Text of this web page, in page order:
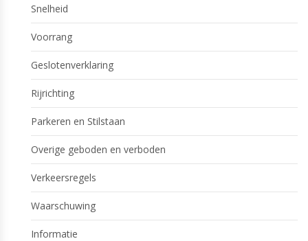
Snelheid
Voorrang
Geslotenverklaring
Rijrichting
Parkeren en Stilstaan
Overige geboden en verboden
Verkeersregels
Waarschuwing
Informatie